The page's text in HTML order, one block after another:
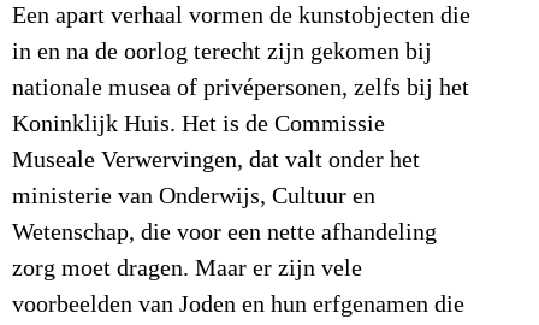
Een apart verhaal vormen de kunstobjecten die
in en na de oorlog terecht zijn gekomen bij
nationale musea of privépersonen, zelfs bij het
Koninklijk Huis. Het is de Commissie
Museale Verwervingen, dat valt onder het
ministerie van Onderwijs, Cultuur en
Wetenschap, die voor een nette afhandeling
zorg moet dragen. Maar er zijn vele
voorbeelden van Joden en hun erfgenamen die